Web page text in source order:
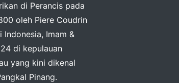
di Perancis pada
oleh Piere Coudrin
Indonesia, Imam &
di kepulauan
yang kini dikenal
Pinang.